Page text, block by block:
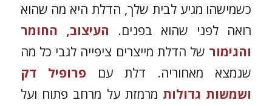
כשמישהו מגיע לבית שלך, הדלת היא מה שהוא
רואה לפני שהוא בפנים. העיצוב, החומר
והגימור של הדלת מייצרים ציפייה לגבי כל מה
שנמצא מאחוריה. דלת עם פרופיל דק
ושמשות גדולות מרמזת על מרחב פתוח ועל